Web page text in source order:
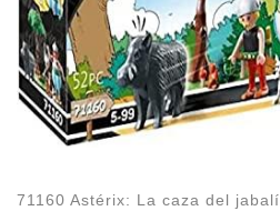
71160 Astérix: La caza del jabalí